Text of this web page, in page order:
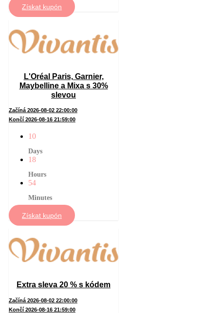
Získat kupón
L'Oréal Paris, Garnier,
Maybelline a Mixa s 30%
slevou
Začíná 2026-08-02 22:00:00
Končí 2026-08-16 21:59:00
10
Days
18
Hours
54
Minutes
Získat kupón
Extra sleva 20 % s kódem
Začíná 2026-08-02 22:00:00
Končí 2026-08-16 21:59:00